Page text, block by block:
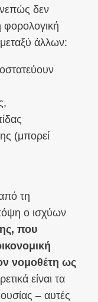
δεν
άλλων:
(μπορεί
τη
ο ισχύων
που
νομοθέτη ως
είναι τα
– αυτές